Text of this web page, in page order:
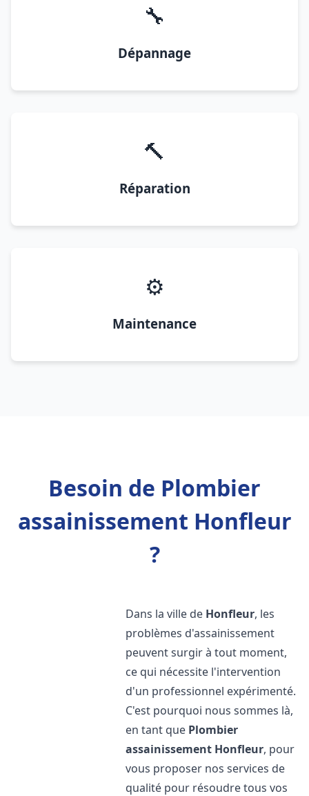
🔧
Dépannage
🔨
Réparation
⚙️
Maintenance
Besoin de Plombier
assainissement Honfleur
?
Dans la ville de Honfleur, les
problèmes d'assainissement
peuvent surgir à tout moment,
ce qui nécessite l'intervention
d'un professionnel expérimenté.
C'est pourquoi nous sommes là,
en tant que Plombier
assainissement Honfleur, pour
vous proposer nos services de
qualité pour résoudre tous vos